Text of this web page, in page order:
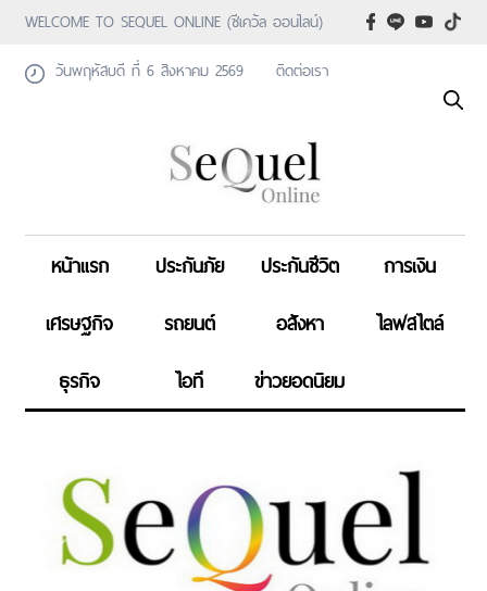
WELCOME TO SEQUEL ONLINE (ซีเคว้ล ออนไลน์)
วันพฤหัสบดี ที่ 6 สิงหาคม 2569
ติดต่อเรา
หน้าแรก ประกันภัย ประกันชีวิต
การเงิน
เศรษฐกิจ
รถยนต์ อสังหา
ไลฟสไตล์
ธุรกิจ
ไอที ข่าวยอดนิยม